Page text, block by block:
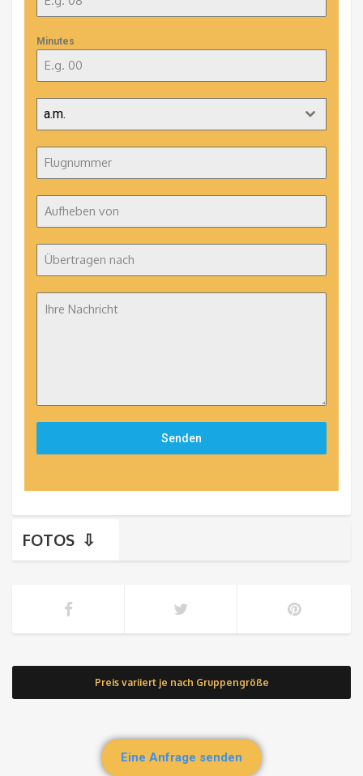
Minutes
a.m.
Senden
FOTOS
Preis variiert je nach Gruppengröße
Eine Anfrage senden